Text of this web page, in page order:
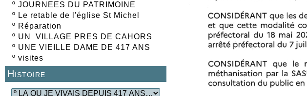
º JOURNEES DU PATRIMOINE
º Le retable de l'église St Michel
º Réparation
º UN VILLAGE PRES DE CAHORS
º UNE VIEILLE DAME DE 417 ANS
º visites
Histoire